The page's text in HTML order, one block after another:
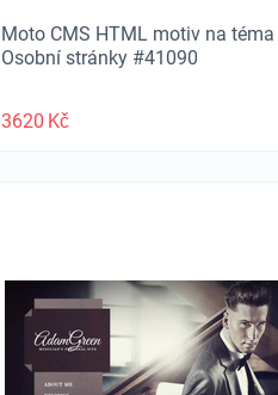
Moto CMS HTML motiv na téma
Osobní stránky #41090
3620 Kč